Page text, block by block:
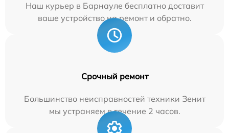
Наш курьер в Барнауле бесплатно доставит
ваше устройство на ремонт и обратно.
Срочный ремонт
Большинство неисправностей техники Зенит
мы устраняем в течение 2 часов.